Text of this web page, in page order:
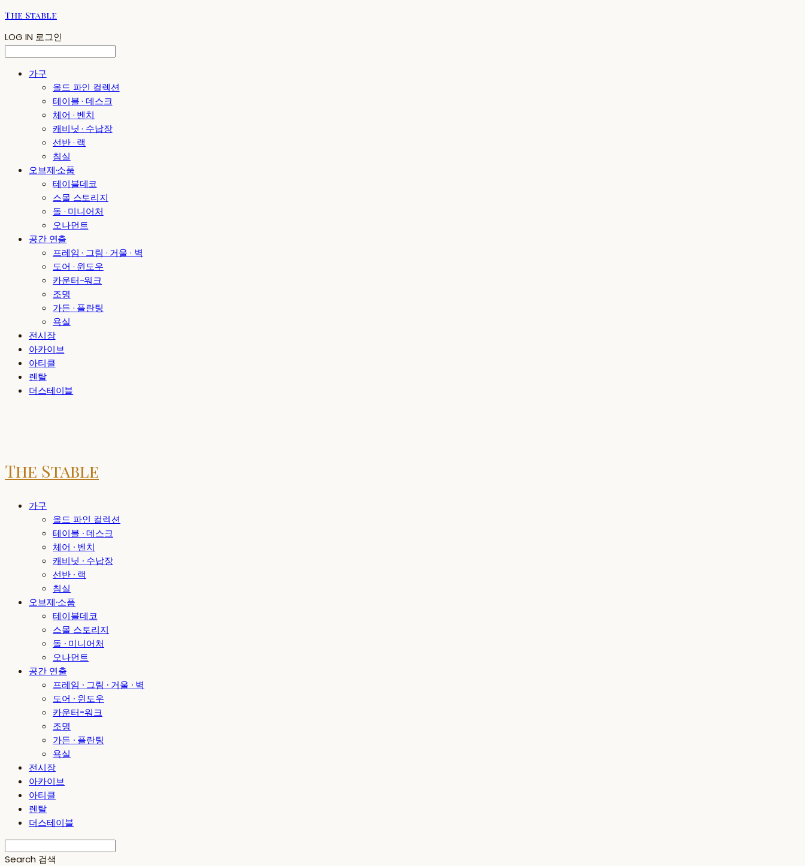
The Stable
LOG IN 로그인
가구
올드 파인 컬렉션
테이블 · 데스크
체어 · 벤치
캐비닛 · 수납장
선반 · 랙
침실
오브제·소품
테이블데코
스몰 스토리지
돌 · 미니어처
오나먼트
공간 연출
프레임 · 그림 · 거울 · 벽
도어 · 윈도우
카운터-워크
조명
가든 · 플란팅
욕실
전시장
아카이브
아티클
렌탈
더스테이블
The Stable
가구
올드 파인 컬렉션
테이블 · 데스크
체어 · 벤치
캐비닛 · 수납장
선반 · 랙
침실
오브제·소품
테이블데코
스몰 스토리지
돌 · 미니어처
오나먼트
공간 연출
프레임 · 그림 · 거울 · 벽
도어 · 윈도우
카운터-워크
조명
가든 · 플란팅
욕실
전시장
아카이브
아티클
렌탈
더스테이블
Search 검색